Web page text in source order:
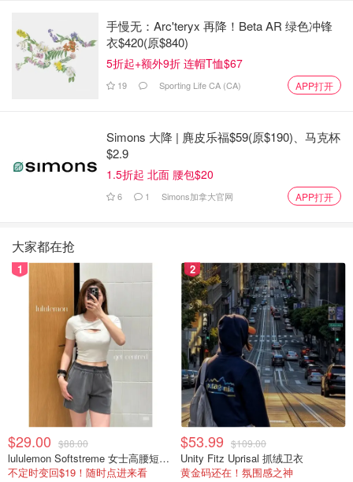
手慢无：Arc'teryx 再降！Beta AR 绿色冲锋
衣$420(原$840)
5折起+额外9折 连帽T恤$67
19 Sporting Life CA (CA) APP打开
Simons 大降 | 麂皮乐福$59(原$190)、马克杯
$2.9
1.5折起 北面 腰包$20
6 1 Simons加拿大官网 APP打开
大家都在抢
1
$29.00 $88.00
lululemon Softstreme 女士高腰短裤 10cm
不定时变回$19！随时点进来看
2
$53.99 $109.00
Unity Fitz Uprisal 抓绒卫衣
黄金码还在！氛围感之神